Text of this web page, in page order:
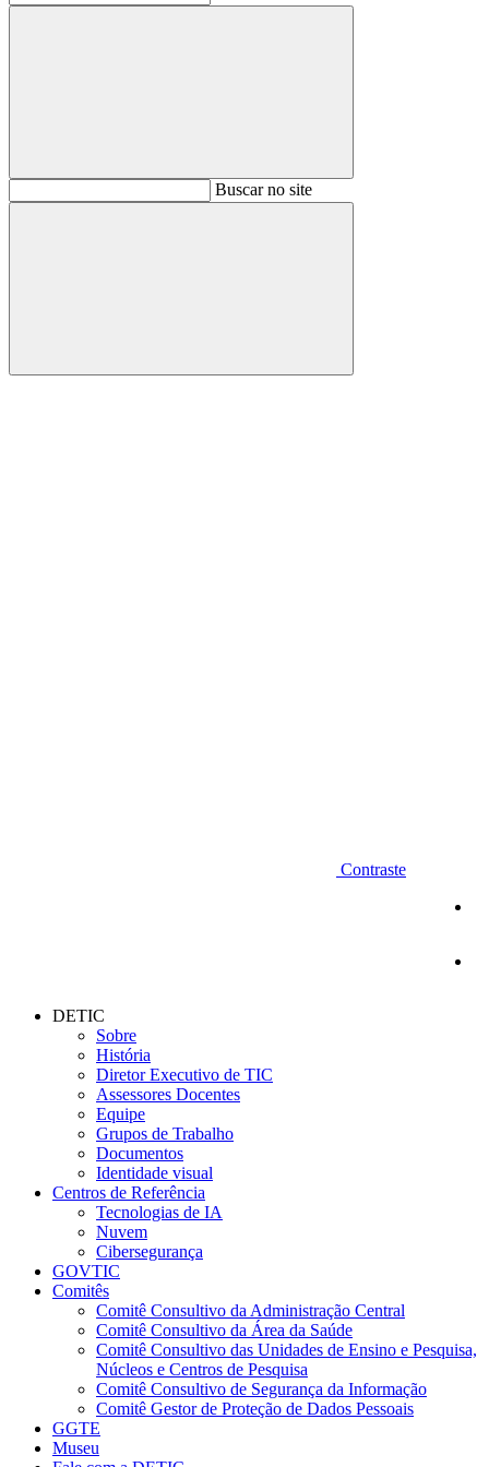
BuscarBuscar no site
Buscar
Contraste
DETIC
Sobre
História
Diretor Executivo de TIC
Assessores Docentes
Equipe
Grupos de Trabalho
Documentos
Identidade visual
Centros de Referência
Tecnologias de IA
Nuvem
Cibersegurança
GOVTIC
Comitês
Comitê Consultivo da Administração Central
Comitê Consultivo da Área da Saúde
Comitê Consultivo das Unidades de Ensino e Pesquisa,
Núcleos e Centros de Pesquisa
Comitê Consultivo de Segurança da Informação
Comitê Gestor de Proteção de Dados Pessoais
GGTE
Museu